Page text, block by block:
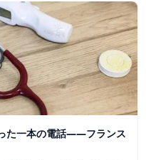
た一本の電話——フランス